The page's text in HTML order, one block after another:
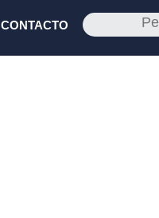
CONTACTO